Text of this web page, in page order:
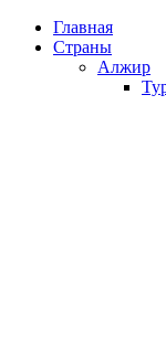
Главная
Страны
Алжир